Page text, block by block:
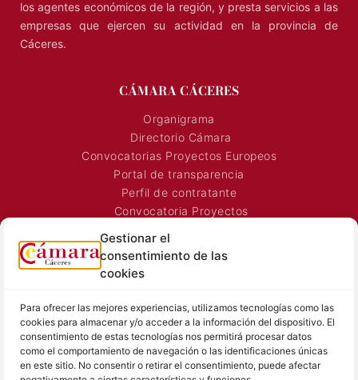
Gestionar el
consentimiento de las
cookies
Para ofrecer las mejores experiencias, utilizamos tecnologías como las
cookies para almacenar y/o acceder a la información del dispositivo. El
consentimiento de estas tecnologías nos permitirá procesar datos
como el comportamiento de navegación o las identificaciones únicas
en este sitio. No consentir o retirar el consentimiento, puede afectar
Representa, promueve y defiende los intereses generales de
CÁMARA CÁCERES
Organigrama
Directorio Cámara
Convocatorias Proyectos Europeos
Perfil de contratante
Convocatoria Proyectos
Horarios Comerciales
Contacto
Directorio AEXTIC
SALA DE PRENSA TEXTOS LEGALES